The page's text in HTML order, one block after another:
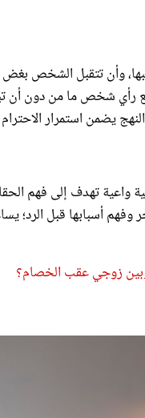
وأن تتقبل الشخص
شخص ما من دون أن
يضمن استمرار
واعية تهدف إلى فهم
وفهم أسبابها قبل الرد؛
زوجي عقب الخصام؟